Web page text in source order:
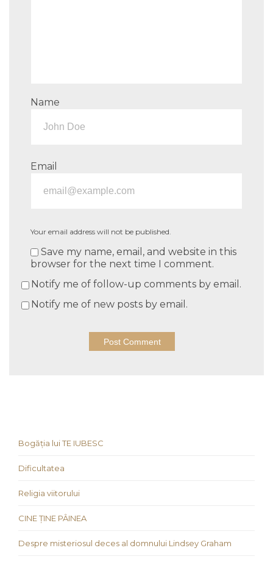
Name
Email
Your email address will not be published.
Save my name, email, and website in this
browser for the next time I comment.
Notify me of follow-up comments by email.
Notify me of new posts by email.
Bogăția lui TE IUBESC
Dificultatea
Religia viitorului
CINE ȚINE PÂINEA
Despre misteriosul deces al domnului Lindsey Graham